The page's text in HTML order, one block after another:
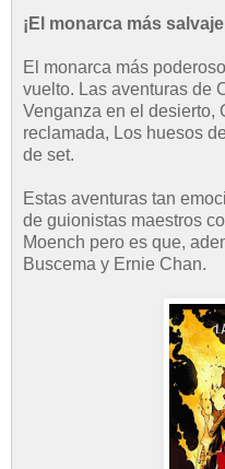
¡El monarca más
El monarca más
vuelto. Las aventuras de
Venganza en el desierto,
reclamada, Los huesos
de set.
Estas aventuras tan
de guionistas maestros
Moench pero es que,
Buscema y Ernie Chan.